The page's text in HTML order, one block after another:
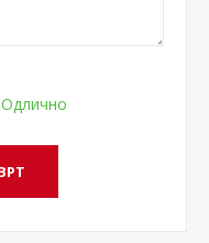
Одлично